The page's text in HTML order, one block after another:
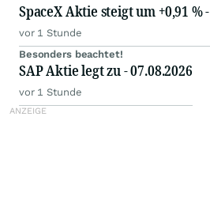
SpaceX Aktie steigt um +0,91 %
vor 1 Stunde
Besonders beachtet!
SAP Aktie legt zu - 07.08.2026
vor 1 Stunde